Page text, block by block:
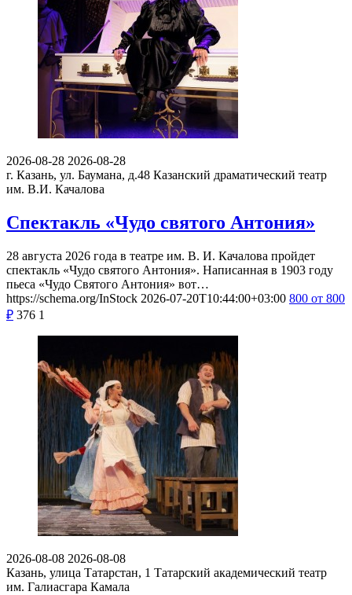
2026-08-28 2026-08-28
г. Казань, ул. Баумана, д.48 Казанский драматический театр
им. В.И. Качалова
Спектакль «Чудо святого Антония»
28 августа 2026 года в театре им. В. И. Качалова пройдет
спектакль «Чудо святого Антония». Написанная в 1903 году
пьеса «Чудо Святого Антония» вот…
https://schema.org/InStock 2026-07-20T10:44:00+03:00 800 от 800
₽ 376 1
2026-08-08 2026-08-08
Казань, улица Татарстан, 1 Татарский академический театр
им. Галиасгара Камала